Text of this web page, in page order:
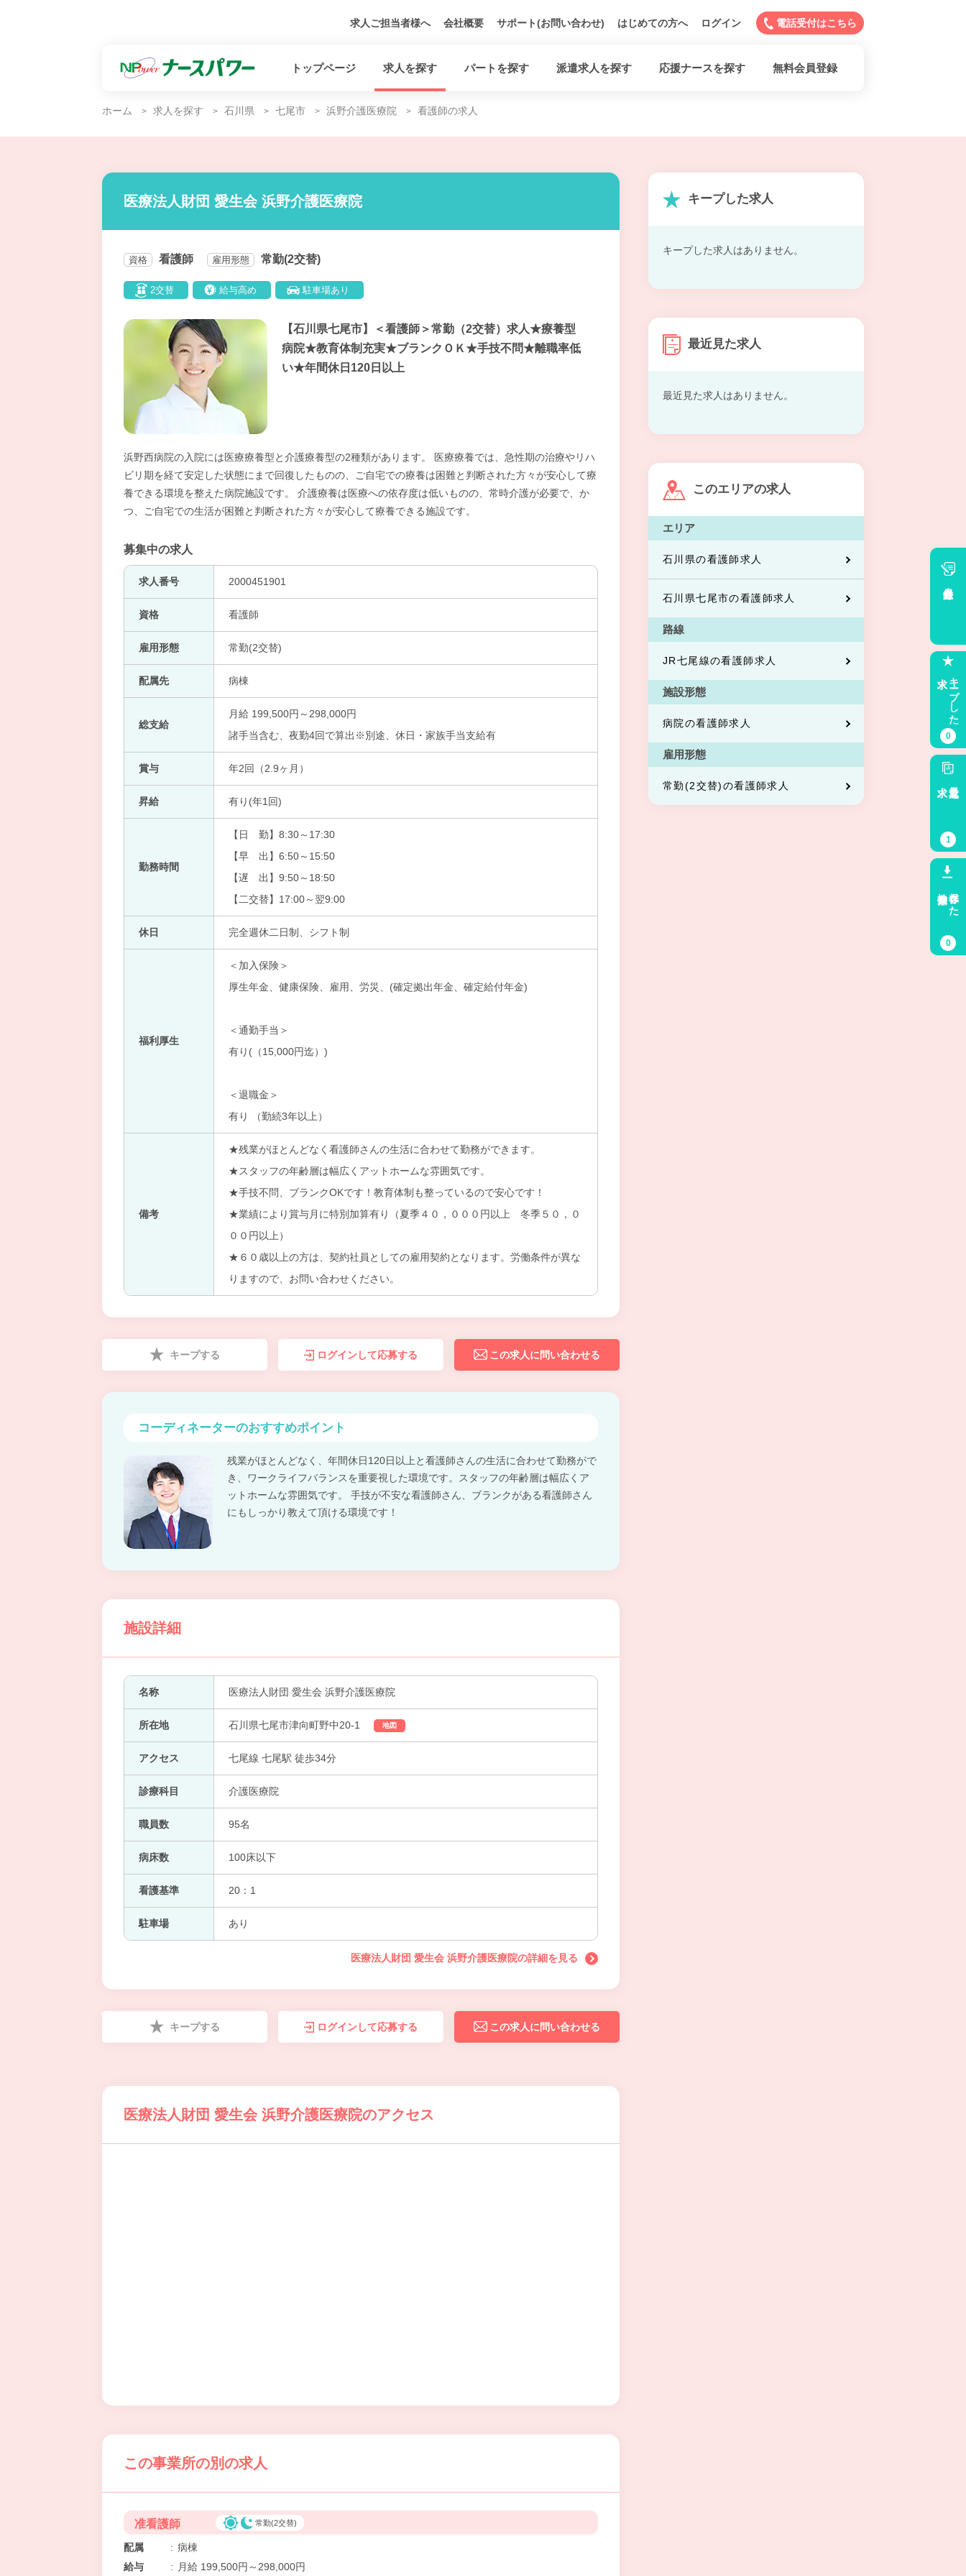
求人ご担当者様へ 会社概要 サポート(お問い合わせ) はじめての方へ ログイン 電話受付はこちら
トップページ 求人を探す パートを探す 派遣求人を探す 応援ナースを探す 無料会員登録
ホーム 求人を探す 石川県 七尾市 浜野介護医療院 看護師の求人
医療法人財団 愛生会 浜野介護医療院
資格 看護師 雇用形態 常勤(2交替)
2交替 給与高め 駐車場あり
【石川県七尾市】＜看護師＞常勤（2交替）求人★療養型
病院★教育体制充実★ブランクＯＫ★手技不問★離職率低
い★年間休日120日以上
浜野西病院の入院には医療療養型と介護療養型の2種類があります。 医療療養では、急性期の治療やリハ
ビリ期を経て安定した状態にまで回復したものの、ご自宅での療養は困難と判断された方々が安心して療
養できる環境を整えた病院施設です。 介護療養は医療への依存度は低いものの、常時介護が必要で、か
つ、ご自宅での生活が困難と判断された方々が安心して療養できる施設です。
募集中の求人
求人番号 2000451901
資格 看護師
雇用形態 常勤(2交替)
配属先 病棟
総支給
月給 199,500円～298,000円
諸手当含む、夜勤4回で算出※別途、休日・家族手当支給有
賞与 年2回（2.9ヶ月）
昇給 有り(年1回)
勤務時間
【日 勤】8:30～17:30
【早 出】6:50～15:50
【遅 出】9:50～18:50
【二交替】17:00～翌9:00
休日 完全週休二日制、シフト制
福利厚生
＜加入保険＞
厚生年金、健康保険、雇用、労災、(確定拠出年金、確定給付年金)
＜通勤手当＞
有り(（15,000円迄）)
＜退職金＞
有り （勤続3年以上）
備考
★残業がほとんどなく看護師さんの生活に合わせて勤務ができます。
★スタッフの年齢層は幅広くアットホームな雰囲気です。
★手技不問、ブランクOKです！教育体制も整っているので安心です！
★業績により賞与月に特別加算有り（夏季４０，０００円以上 冬季５０，０
００円以上）
★６０歳以上の方は、契約社員としての雇用契約となります。労働条件が異な
りますので、お問い合わせください。
キープする ログインして応募する この求人に問い合わせる
コーディネーターのおすすめポイント
残業がほとんどなく、年間休日120日以上と看護師さんの生活に合わせて勤務がで
き、ワークライフバランスを重要視した環境です。スタッフの年齢層は幅広くア
ットホームな雰囲気です。 手技が不安な看護師さん、ブランクがある看護師さん
にもしっかり教えて頂ける環境です！
施設詳細
名称 医療法人財団 愛生会 浜野介護医療院
所在地 石川県七尾市津向町野中20-1 地図
アクセス 七尾線 七尾駅 徒歩34分
診療科目 介護医療院
職員数 95名
病床数 100床以下
看護基準 20：1
駐車場 あり
医療法人財団 愛生会 浜野介護医療院の詳細を見る
キープする ログインして応募する この求人に問い合わせる
医療法人財団 愛生会 浜野介護医療院のアクセス
この事業所の別の求人
准看護師 常勤(2交替)
配属 : 病棟
給与
: 月給 199,500円～298,000円
キープした求人
キープした求人はありません。
最近見た求人
最近見た求人はありません。
このエリアの求人
エリア
石川県の看護師求人
石川県七尾市の看護師求人
路線
JR七尾線の看護師求人
施設形態
病院の看護師求人
雇用形態
常勤(2交替)の看護師求人
キープした
0
最近見た
1
保存した
0